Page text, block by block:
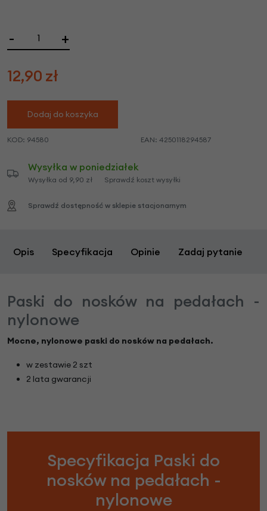
- +
12,90 zł
Dodaj do koszyka
KOD: 94580 EAN: 4250118294587
Wysyłka w poniedziałek
Wysyłka od 9,90 zł Sprawdź koszt wysyłki
Sprawdź dostępność w sklepie stacjonarnym
Opis Specyfikacja Opinie Zadaj pytanie
Paski do nosków na pedałach -
nylonowe
Mocne, nylonowe paski do nosków na pedałach.
w zestawie 2 szt
2 lata gwarancji
Specyfikacja Paski do
nosków na pedałach -
nylonowe